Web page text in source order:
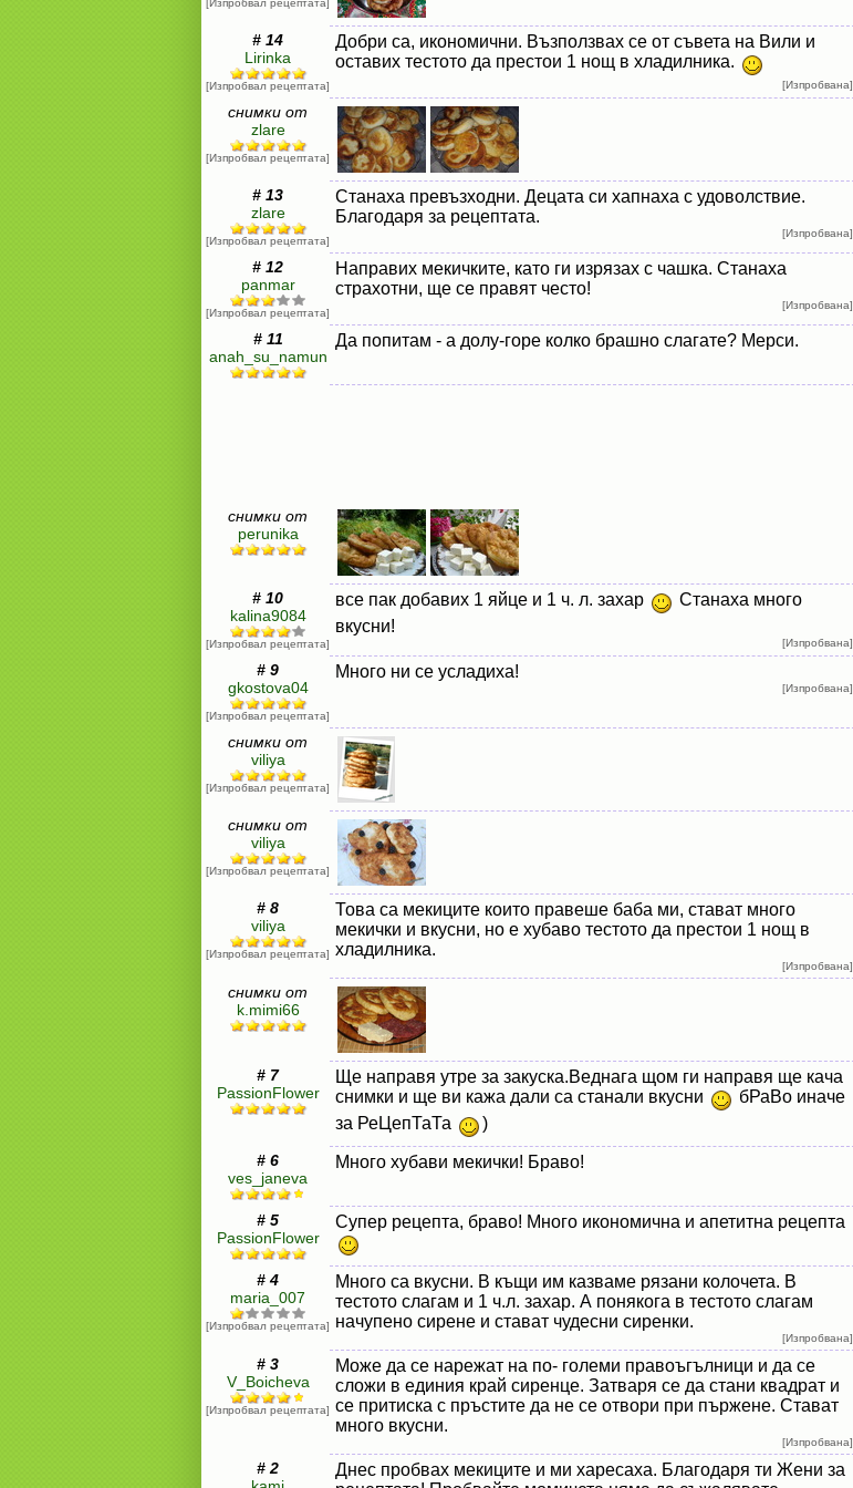
[Изпробвал рецептата]
# 14
Lirinka
[Изпробвал рецептата]
Добри са, икономични. Възползвах се от съвета на Вили и
оставих тестото да престои 1 нощ в хладилника.
[Изпробвана]
снимки от
zlare
[Изпробвал рецептата]
# 13
zlare
[Изпробвал рецептата]
Станаха превъзходни. Децата си хапнаха с удоволствие.
Благодаря за рецептата.
[Изпробвана]
# 12
panmar
[Изпробвал рецептата]
Направих мекичките, като ги изрязах с чашка. Станаха
страхотни, ще се правят често!
[Изпробвана]
# 11
anah_su_namun
Да попитам - а долу-горе колко брашно слагате? Мерси.
снимки от
perunika
# 10
kalina9084
[Изпробвал рецептата]
все пак добавих 1 яйце и 1 ч. л. захар
Станаха много
вкусни!
[Изпробвана]
# 9
gkostova04
[Изпробвал рецептата]
Много ни се усладиха!
[Изпробвана]
снимки от
viliya
[Изпробвал рецептата]
снимки от
viliya
[Изпробвал рецептата]
# 8
viliya
[Изпробвал рецептата]
Това са мекиците които правеше баба ми, стават много
мекички и вкусни, но е хубаво тестото да престои 1 нощ в
хладилника.
[Изпробвана]
снимки от
k.mimi66
# 7
PassionFlower
Ще направя утре за закуска.Веднага щом ги направя ще кача
снимки и ще ви кажа дали са станали вкусни
бРаВо иначе
за РеЦепТаТа
)
# 6
ves_janeva
Много хубави мекички! Браво!
# 5
PassionFlower
Супер рецепта, браво! Много икономична и апетитна рецепта
# 4
maria_007
[Изпробвал рецептата]
Много са вкусни. В къщи им казваме рязани колочета. В
тестото слагам и 1 ч.л. захар. А понякога в тестото слагам
начупено сирене и стават чудесни сиренки.
[Изпробвана]
# 3
V_Boicheva
[Изпробвал рецептата]
Може да се нарежат на по- големи правоъгълници и да се
сложи в единия край сиренце. Затваря се да стани квадрат и
се притиска с пръстите да не се отвори при пържене. Стават
много вкусни.
[Изпробвана]
# 2
Днес пробвах мекиците и ми харесаха. Благодаря ти Жени за